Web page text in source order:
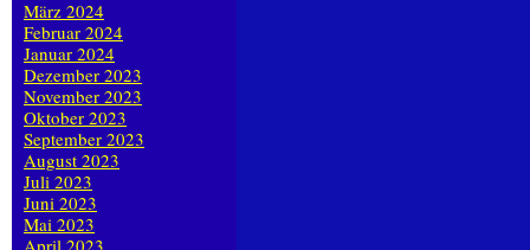
März 2024
Februar 2024
Januar 2024
Dezember 2023
November 2023
Oktober 2023
September 2023
August 2023
Juli 2023
Juni 2023
Mai 2023
April 2023